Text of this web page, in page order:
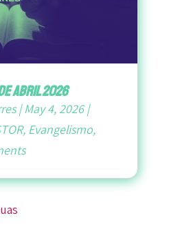
abril 2026
|May 4, 2026|
, Evangelismo,